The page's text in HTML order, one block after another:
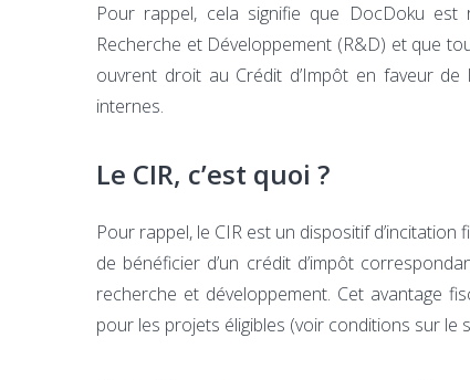
Pour rappel, cela signifie que DocDoku
Recherche et Développement (R&D) et que
ouvrent droit au Crédit d’Impôt en faveur
internes.
Le CIR, c’est quoi ?
Pour rappel, le CIR est un dispositif
de bénéficier d’un crédit d’impôt
recherche et développement. Cet avantage
pour les projets éligibles (voir conditions sur le